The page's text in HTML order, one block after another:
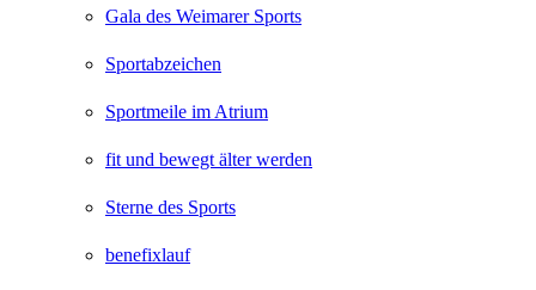
Gala des Weimarer Sports
Sportabzeichen
Sportmeile im Atrium
fit und bewegt älter werden
Sterne des Sports
benefixlauf